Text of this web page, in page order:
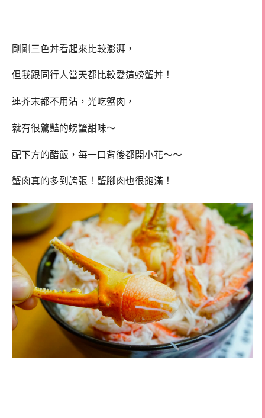
剛剛三色丼看起來比較澎湃，
但我跟同行人當天都比較愛這螃蟹丼！
連芥末都不用沾，光吃蟹肉，
就有很驚豔的螃蟹甜味～
配下方的醋飯，每一口背後都開小花～～
蟹肉真的多到誇張！蟹腳肉也很飽滿！